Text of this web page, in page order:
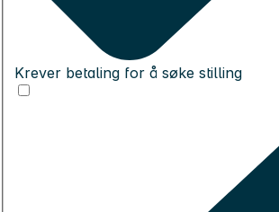
Krever betaling for å søke stilling